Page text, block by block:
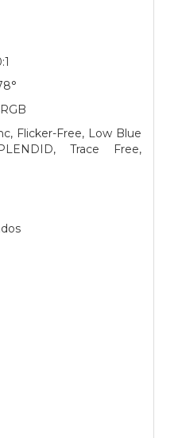
Flicker-Free, Low Blue
Trace Free,